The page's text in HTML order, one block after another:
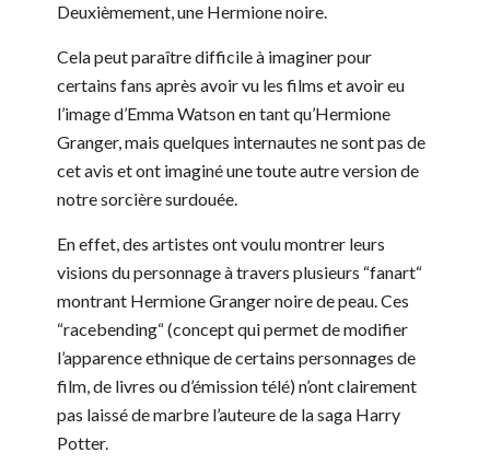
Deuxièmement, une Hermione noire.
Cela peut paraître difficile à imaginer pour
certains fans après avoir vu les films et avoir eu
l’image d’Emma Watson en tant qu’Hermione
Granger, mais quelques internautes ne sont pas de
cet avis et ont imaginé une toute autre version de
notre sorcière surdouée.
En effet, des artistes ont voulu montrer leurs
visions du personnage à travers plusieurs “fanart“
montrant Hermione Granger noire de peau. Ces
“racebending“ (concept qui permet de modifier
l’apparence ethnique de certains personnages de
film, de livres ou d’émission télé) n’ont clairement
pas laissé de marbre l’auteure de la saga Harry
Potter.